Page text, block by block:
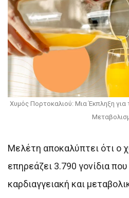
Χυμός Πορτοκαλιού: Μια Έκπληξη για
Μελέτη αποκαλύπτει ότι ο
επηρεάζει 3.790 γονίδια
καρδιαγγειακή και